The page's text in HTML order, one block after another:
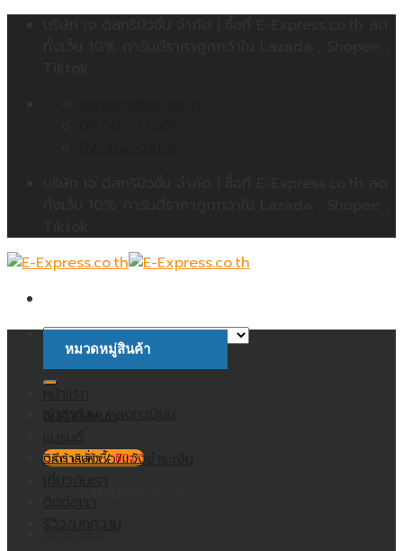
ค้นหา:
ตะกร้าสินค้า /฿0.00
หมวดหมู่สินค้า
วิธีการสั่งซื้อ/แจ้งชำระเงิน
ติดต่อเรา